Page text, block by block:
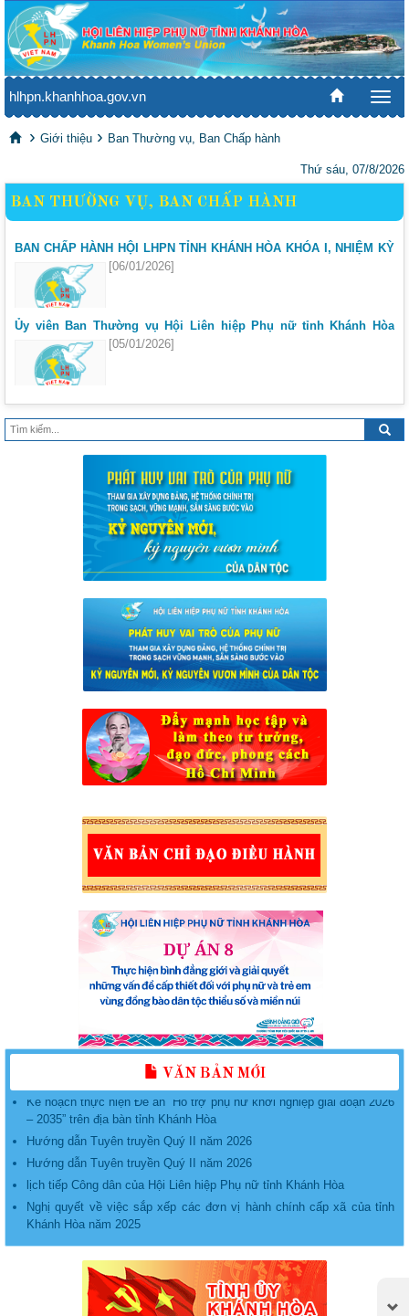
hlhpn.khanhhoa.gov.vn
Giới thiệu Ban Thường vụ, Ban Chấp hành
Thứ sáu, 07/8/2026
BAN THƯỜNG VỤ, BAN CHẤP HÀNH
BAN CHẤP HÀNH HỘI LHPN TỈNH KHÁNH HÒA KHÓA I, NHIỆM KỲ
2025 - 2030
[06/01/2026]
Ủy viên Ban Thường vụ Hội Liên hiệp Phụ nữ tỉnh Khánh Hòa
khóa I, nhiệm kỳ 2025 - 2030
[05/01/2026]
VĂN BẢN MỚI
KẾ HOẠCH Tổ chức các hoạt động phát triển, nâng cấp, duy trì và
vận hành Ứng dụng “Phụ nữ Việt Nam” năm 2026
Kế hoạch tổ chức Lễ phát động “Phụ nữ Khánh Hòa chung tay bảo
vệ môi trường, vì một Việt Nam xanh - sạch - đẹp”, năm 2026
Triển khai thực hiện Đề án “Tuyên truyền, giáo dục, vận động, hỗ trợ
PHỤ LỤC một số nhiệm vụ trọng tâm thực hiện đề án “hỗ trợ phụ nữ
khởi nghiệp giai đoạn 2026 - 2035” trên địa bàn tỉnh khánh hòa
Kế hoạch thực hiện Đề án “Hỗ trợ phụ nữ khởi nghiệp giai đoạn 2026
– 2035” trên địa bàn tỉnh Khánh Hòa
Khánh Hòa năm 2025